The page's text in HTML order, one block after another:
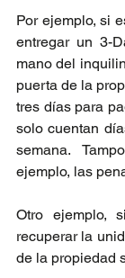
Por ejemplo, si
entregar un 3-
mano del
puerta de la
tres días para
solo cuentan
semana.
ejemplo, las
Otro ejemplo,
recuperar la
de la propiedad